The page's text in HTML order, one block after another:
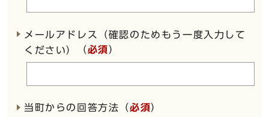
メールアドレス（確認のためもう一度入力して
ください）
（必須）
当町からの回答方法 （必須）